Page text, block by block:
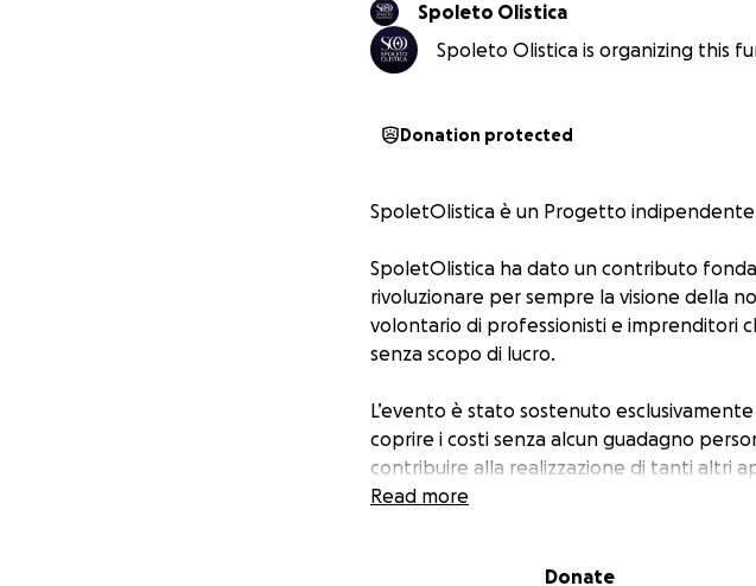
Spoleto Olistica
Spoleto Olistica is organizing this
Donation protected
SpoletOlistica è un Progetto indipendente
SpoletOlistica ha dato un contributo
rivoluzionare per sempre la visione della
volontario di professionisti e
senza scopo di lucro.
L’evento è stato sostenuto
coprire i costi senza alcun guadagno
contribuire alla realizzazione di tanti altri
puoi farlo con una donazione libera.
È una realtà nata dal cuore di pochi, per il
Read more
Donate